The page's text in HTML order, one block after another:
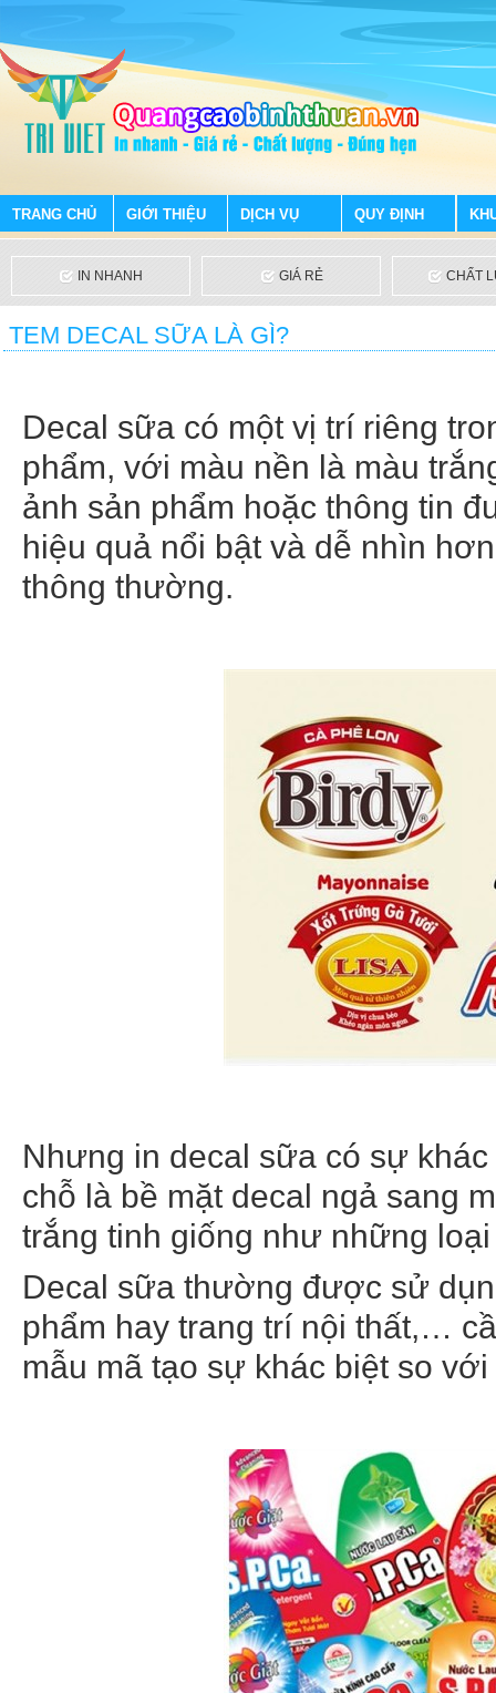
TRANG CHỦ GIỚI THIỆU DỊCH VỤ QUY ĐỊNH
IN NHANH GIÁ RẺ CHẤT
TEM DECAL SỮA LÀ GÌ?
Decal sữa có một vị trí riêng
phẩm, với màu nền là màu
ảnh sản phẩm hoặc thông tin
hiệu quả nổi bật và dễ nhìn
thông thường.
Nhưng in decal sữa có sự
chỗ là bề mặt decal ngả sang
trắng tinh giống như những
Decal sữa thường được sử
phẩm hay trang trí nội thất,…
mẫu mã tạo sự khác biệt so